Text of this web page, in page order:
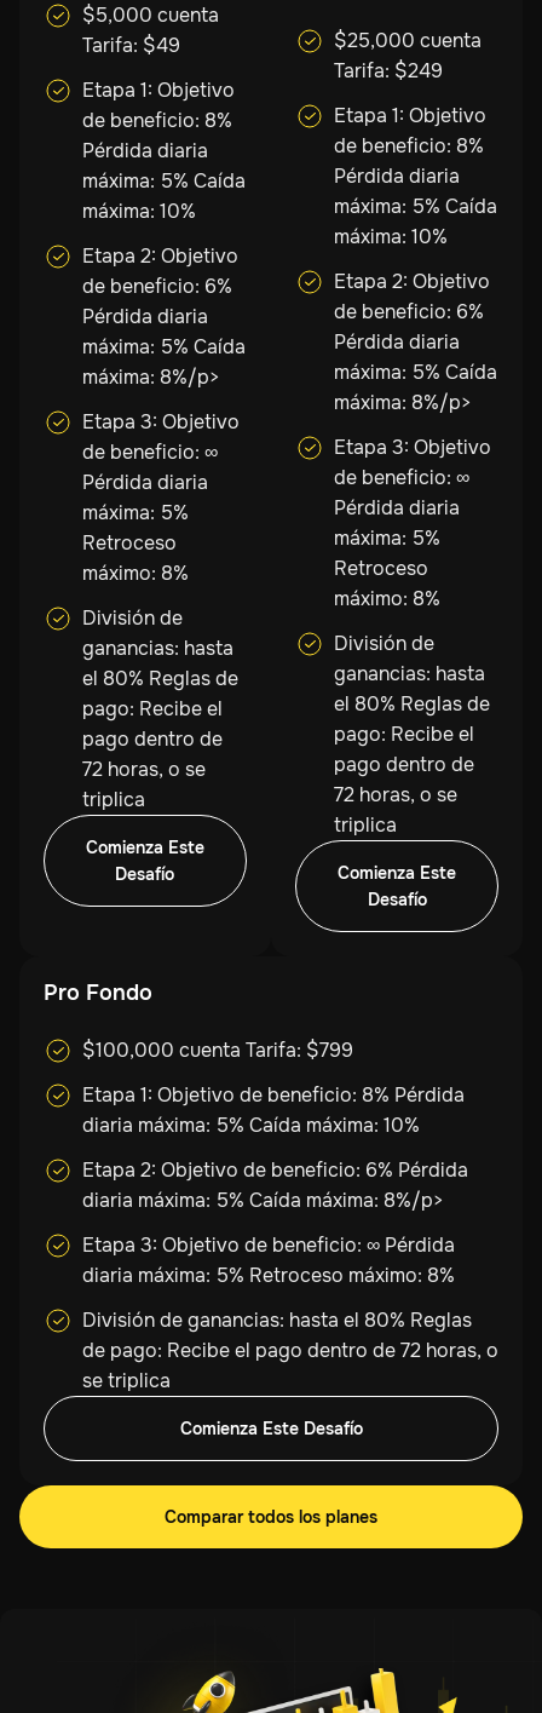
$5,000 cuenta
Tarifa: $49
Etapa 1: Objetivo
de beneficio: 8%
Pérdida diaria
máxima: 5% Caída
máxima: 10%
Etapa 2: Objetivo
de beneficio: 6%
Pérdida diaria
máxima: 5% Caída
máxima: 8%/p>
Etapa 3: Objetivo
de beneficio: ∞
Pérdida diaria
máxima: 5%
Retroceso
máximo: 8%
División de
ganancias: hasta
el 80% Reglas de
pago: Recibe el
pago dentro de
72 horas, o se
triplica
Comienza Este
Desafío
$25,000 cuenta
Tarifa: $249
Etapa 1: Objetivo
de beneficio: 8%
Pérdida diaria
máxima: 5% Caída
máxima: 10%
Etapa 2: Objetivo
de beneficio: 6%
Pérdida diaria
máxima: 5% Caída
máxima: 8%/p>
Etapa 3: Objetivo
de beneficio: ∞
Pérdida diaria
máxima: 5%
Retroceso
máximo: 8%
División de
ganancias: hasta
el 80% Reglas de
pago: Recibe el
pago dentro de
72 horas, o se
triplica
Comienza Este
Desafío
Pro Fondo
$100,000 cuenta Tarifa: $799
Etapa 1: Objetivo de beneficio: 8% Pérdida
diaria máxima: 5% Caída máxima: 10%
Etapa 2: Objetivo de beneficio: 6% Pérdida
diaria máxima: 5% Caída máxima: 8%/p>
Etapa 3: Objetivo de beneficio: ∞ Pérdida
diaria máxima: 5% Retroceso máximo: 8%
División de ganancias: hasta el 80% Reglas
de pago: Recibe el pago dentro de 72 horas, o
se triplica
Comienza Este Desafío
Comparar todos los planes